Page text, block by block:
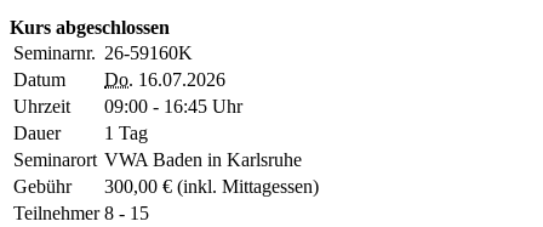
Kurs abgeschlossen
Seminarnr. 26-59160K
Datum
Do. 16.07.2026
Uhrzeit
09:00 - 16:45 Uhr
Dauer
1 Tag
Seminarort VWA Baden in Karlsruhe
Gebühr
300,00 € (inkl. Mittagessen)
Teilnehmer 8 - 15